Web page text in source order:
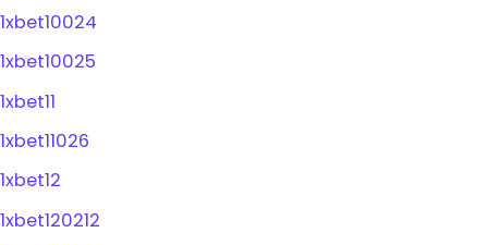
1xbet10024
1xbet10025
1xbet11
1xbet11026
1xbet12
1xbet120212